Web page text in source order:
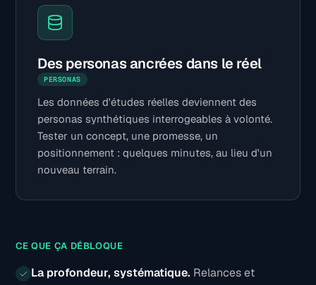
Des personas ancrées dans le réel
PERSONAS
Les données d'études réelles deviennent des
personas synthétiques interrogeables à volonté.
Tester un concept, une promesse, un
positionnement : quelques minutes, au lieu d'un
nouveau terrain.
CE QUE ÇA DÉBLOQUE
La profondeur, systématique. Relances et